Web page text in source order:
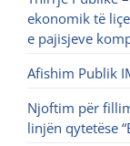
ekonomik të
e pajisjeve
Afishim Publik
Njoftim për
linjën qytetëse